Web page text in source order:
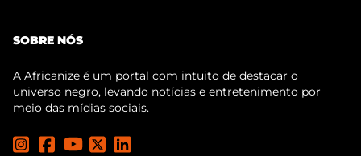
SOBRE NÓS
A Africanize é um portal com intuito de destacar o
universo negro, levando notícias e entretenimento por
meio das mídias sociais.